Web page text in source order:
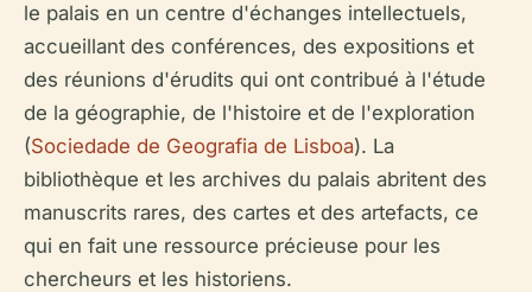
le palais en un centre d'échanges intellectuels,
accueillant des conférences, des expositions et
des réunions d'érudits qui ont contribué à l'étude
de la géographie, de l'histoire et de l'exploration
(Sociedade de Geografia de Lisboa). La
bibliothèque et les archives du palais abritent des
manuscrits rares, des cartes et des artefacts, ce
qui en fait une ressource précieuse pour les
chercheurs et les historiens.